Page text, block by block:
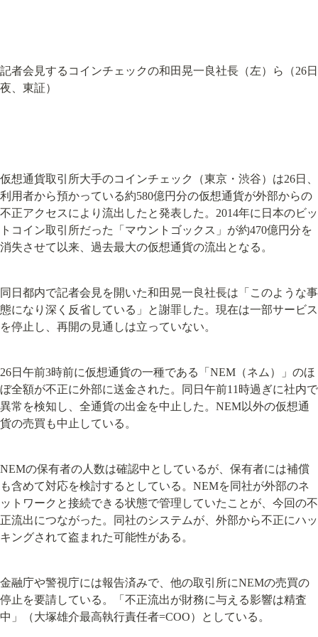
記者会見するコインチェックの和田晃一良社長（左）ら（26日
夜、東証）
仮想通貨取引所大手のコインチェック（東京・渋谷）は26日、
利用者から預かっている約580億円分の仮想通貨が外部からの
不正アクセスにより流出したと発表した。2014年に日本のビッ
トコイン取引所だった「マウントゴックス」が約470億円分を
消失させて以来、過去最大の仮想通貨の流出となる。
同日都内で記者会見を開いた和田晃一良社長は「このような事
態になり深く反省している」と謝罪した。現在は一部サービス
を停止し、再開の見通しは立っていない。
26日午前3時前に仮想通貨の一種である「NEM（ネム）」のほ
ぼ全額が不正に外部に送金された。同日午前11時過ぎに社内で
異常を検知し、全通貨の出金を中止した。NEM以外の仮想通
貨の売買も中止している。
NEMの保有者の人数は確認中としているが、保有者には補償
も含めて対応を検討するとしている。NEMを同社が外部のネ
ットワークと接続できる状態で管理していたことが、今回の不
正流出につながった。同社のシステムが、外部から不正にハッ
キングされて盗まれた可能性がある。
金融庁や警視庁には報告済みで、他の取引所にNEMの売買の
停止を要請している。「不正流出が財務に与える影響は精査
中」（大塚雄介最高執行責任者=COO）としている。